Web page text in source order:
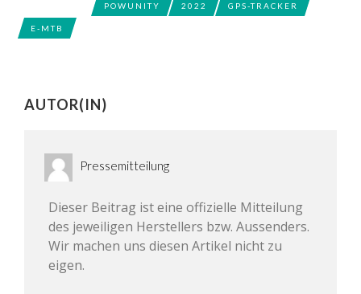
POWUNITY 2022 GPS-TRACKER
E-MTB
AUTOR(IN)
Pressemitteilung
Dieser Beitrag ist eine offizielle Mitteilung
des jeweiligen Herstellers bzw. Aussenders.
Wir machen uns diesen Artikel nicht zu
eigen.